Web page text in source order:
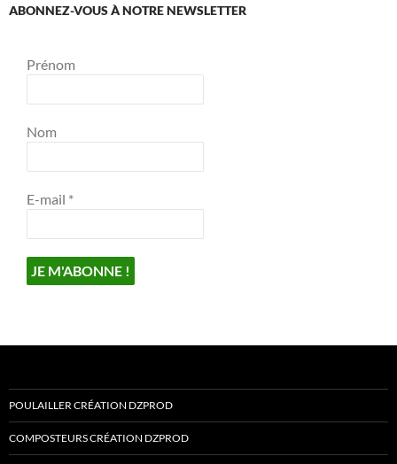
ABONNEZ-VOUS À NOTRE NEWSLETTER
Prénom
Nom
E-mail *
POULAILLER CRÉATION DZPROD
COMPOSTEURS CRÉATION DZPROD